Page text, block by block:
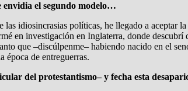
envidia el segundo modelo…
idiosincrasias políticas, he llegado a aceptar
en investigación en Inglaterra, donde descubrí
que –discúlpenme– habiendo nacido en el
de entreguerras.
del protestantismo– y fecha esta